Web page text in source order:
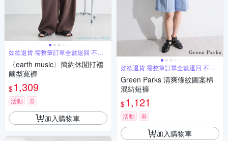
如欲退貨 需整筆訂單全數退回 不能
單退
〈earth music〉簡約休閒打褶
繭型寬褲
$1,309
活動 券
加入購物車
如欲退貨 需整筆訂單全數退回 不能
單退
Green Parks 清爽條紋圖案棉
混紡短褲
$1,121
活動 券
加入購物車